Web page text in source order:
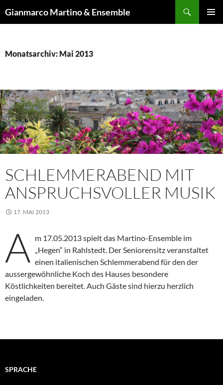
Inhalt
Gianmarco Martino & Ensemble
Monatsarchiv: Mai 2013
SCHLEMMERABEND MIT
ANSPRUCHSVOLLER MUSIK
17. MAI 2013
A m 17.05.2013 spielt das Martino-Ensemble im
„Hegen“ in Rahlstedt. Der Seniorensitz veranstaltet
einen italienischen Schlemmerabend für den der
aussergewöhnliche Koch des Hauses besondere
Köstlichkeiten bereitet. Auch Gäste sind hierzu herzlich
eingeladen.
SPRACHE